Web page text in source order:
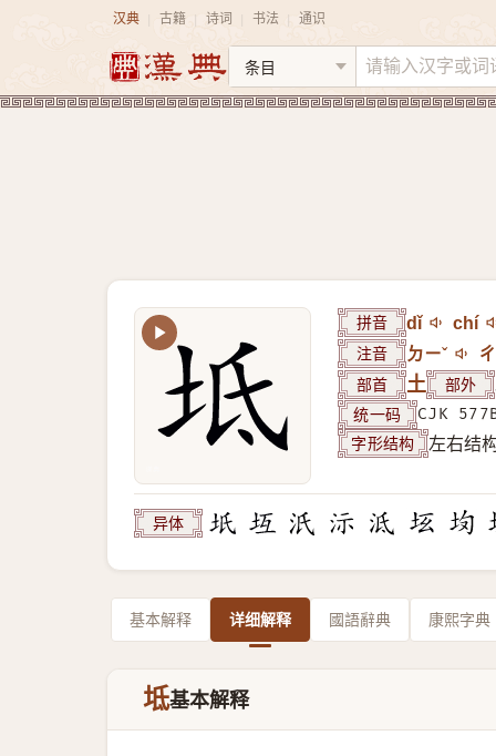
汉典 古籍 诗词 书法 通识
拼音 dǐ chí
注音 ㄉㄧˇ
部首 土 部外
统一码 CJK
字形结构 左右结
异体
基本解释 详细解释 國語辭典 康熙字典
坻基本解释